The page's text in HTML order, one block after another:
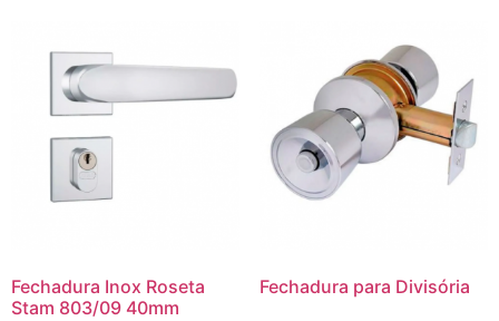
Fechadura Inox Roseta
Stam 803/09 40mm
Fechadura para Divisória